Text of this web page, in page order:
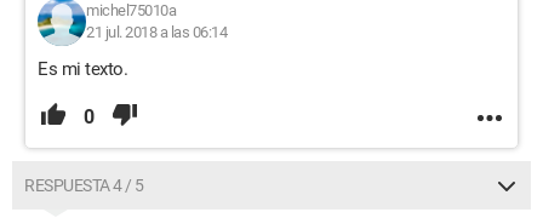
michel75010a
21 jul. 2018 a las 06:14
Es mi texto.
0
RESPUESTA 4 / 5